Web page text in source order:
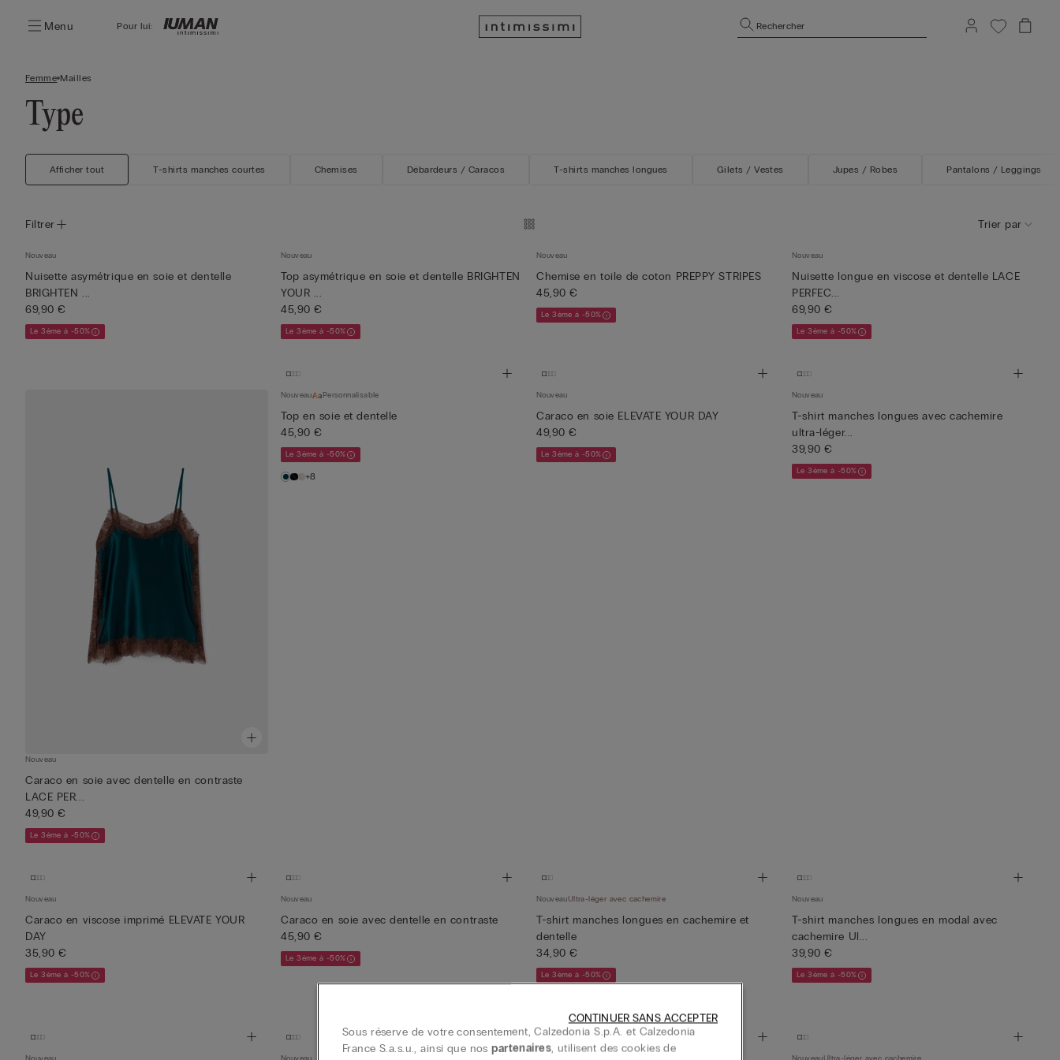
Menu Pour lui: Rechercher
Femme Mailles
Type
Afficher tout T-shirts manches courtes Chemises Débardeurs / Caracos T-shirts manches longues Gilets / Vestes Jupes / Robes Pantalons / Leggings
Filtrer Trier par
Nouveau
Nuisette asymétrique en soie et dentelle
BRIGHTEN ...
69,90 €
Le 3ème à -50%
Nouveau
Top asymétrique en soie et dentelle BRIGHTEN
YOUR ...
45,90 €
Le 3ème à -50%
Nouveau
Chemise en toile de coton PREPPY STRIPES
45,90 €
Le 3ème à -50%
Nouveau
Nuisette longue en viscose et dentelle LACE
PERFEC...
69,90 €
Le 3ème à -50%
Nouveau
Caraco en soie avec dentelle en contraste
LACE PER...
49,90 €
Le 3ème à -50%
Nouveau Personnalisable
Top en soie et dentelle
45,90 €
Le 3ème à -50%
+8
Nouveau
Caraco en soie ELEVATE YOUR DAY
49,90 €
Le 3ème à -50%
Nouveau
T-shirt manches longues avec cachemire
ultra-léger...
39,90 €
Le 3ème à -50%
Nouveau
Caraco en viscose imprimé ELEVATE YOUR
DAY
35,90 €
Le 3ème à -50%
Nouveau
Caraco en soie avec dentelle en contraste
45,90 €
Le 3ème à -50%
NouveauUltra-léger avec cachemire
T-shirt manches longues en cachemire et
dentelle
34,90 €
Le 3ème à -50%
Nouveau
T-shirt manches longues en modal avec
cachemire Ul...
39,90 €
Le 3ème à -50%
Sous réserve de votre consentement, Calzedonia S.p.A. et Calzedonia
France S.a.s.u., ainsi que nospartenaires, utilisent des cookies de
CONTINUER SANS ACCEPTER